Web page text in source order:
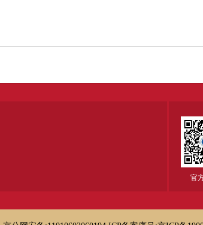
官